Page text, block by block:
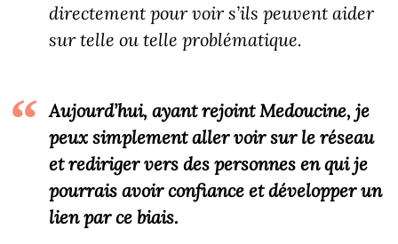
directement pour voir s’ils peuvent aider
sur telle ou telle problématique.
Aujourd’hui, ayant rejoint Medoucine, je
peux simplement aller voir sur le réseau
et rediriger vers des personnes en qui je
pourrais avoir confiance et développer un
lien par ce biais.